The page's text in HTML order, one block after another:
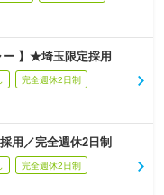
ー 】★埼玉限定採用
完全週休2日制
用／完全週休2日制
完全週休2日制